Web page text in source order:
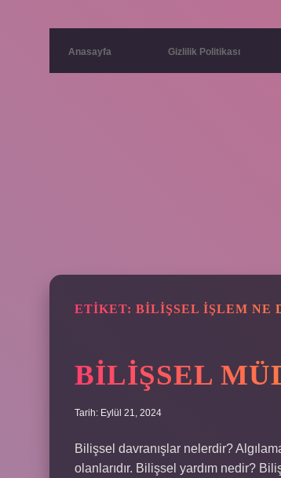
Anasayfa Gizlilik Politikası
ETIKET: BILIŞSEL IŞLEM NE
BILIŞSEL
Tarih: Eylül 21, 2024
Bilişsel davranışlar nelerdir?
olanlarıdır. Bilişsel yardım nedir?